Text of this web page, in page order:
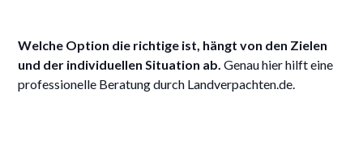
Welche Option die richtige ist, hängt von den Zielen
und der individuellen Situation ab. Genau hier hilft eine
professionelle Beratung durch Landverpachten.de.